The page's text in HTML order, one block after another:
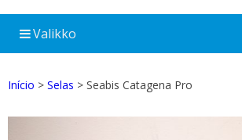
Valikko
Início > Selas > Seabis Catagena Pro